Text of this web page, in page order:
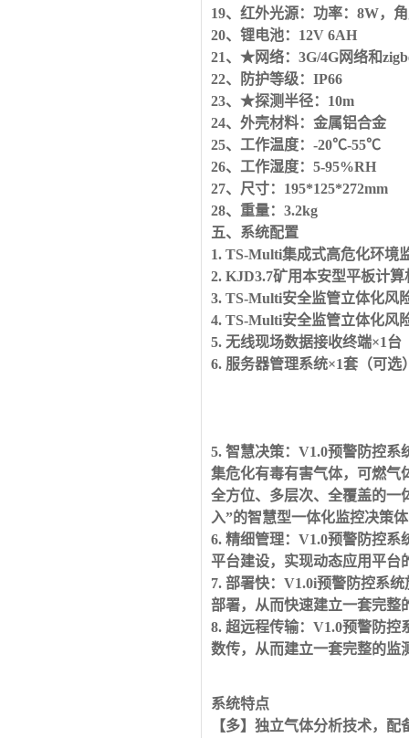
19、红外光源：功率：8W，
20、锂电池：12V 6AH
21、 ★网络：3G/4G网络和
22、防护等级： IP66
23、 ★探测半径：10m
24、外壳材料：金属铝合金
25、工作温度： -20℃-55℃
26、工作湿度： 5-95%RH
27、尺寸：195*125*272mm
28、重量：3.2kg
五、系统配置
1. TS-Multi集成式高危化环境
2. KJD3.7矿用本安型平板计算
3. TS-Multi安全监管立体化风
4. TS-Multi安全监管立体化风
5. 无线现场数据接收终端×1台
6. 服务器管理系统×1套（可选
5. 智慧决策：V1.0预警防控系
集危化有毒有害气体，可燃气
全方位、多层次、全覆盖的一
入”的智慧型一体化监控决策
6. 精细管理：V1.0预警防控
平台建设，实现动态应用平台
7. 部署快：V1.0i预警防控系
部署，从而快速建立一套完整
8. 超远程传输：V1.0预警防控
数传，从而建立一套完整的监
系统特点
【多】独立气体分析技术，